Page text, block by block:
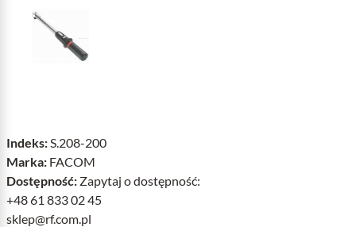
Indeks:S.208-200
Marka: FACOM
Dostępność: Zapytaj o dostępność:
+48 61 833 02 45
sklep@rf.com.pl